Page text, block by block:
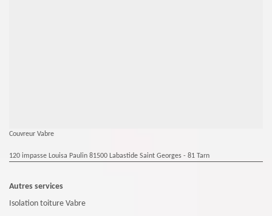
Couvreur Vabre
120 impasse Louisa Paulin 81500 Labastide Saint Georges - 81 Tarn
Autres services
Isolation toiture Vabre